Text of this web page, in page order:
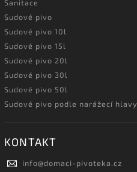
Sanitace
Sudové pivo
Sudové pivo 10l
Sudové pivo 15l
Sudové pivo 20l
Sudové pivo 30l
Sudové pivo 50l
Sudové pivo podle narážecí hlavy
KONTAKT
info@domaci-pivoteka.cz